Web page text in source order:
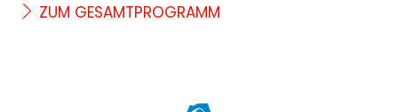
ZUM GESAMTPROGRAMM